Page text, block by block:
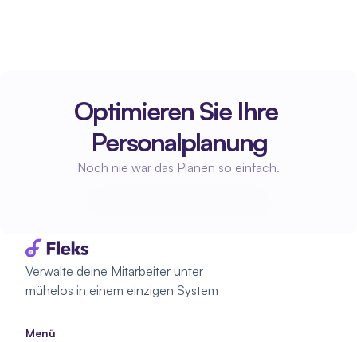
Optimieren Sie Ihre
Personalplanung
Noch nie war das Planen so einfach.
Verwalte deine Mitarbeiter unter
mühelos in einem einzigen System
Menü